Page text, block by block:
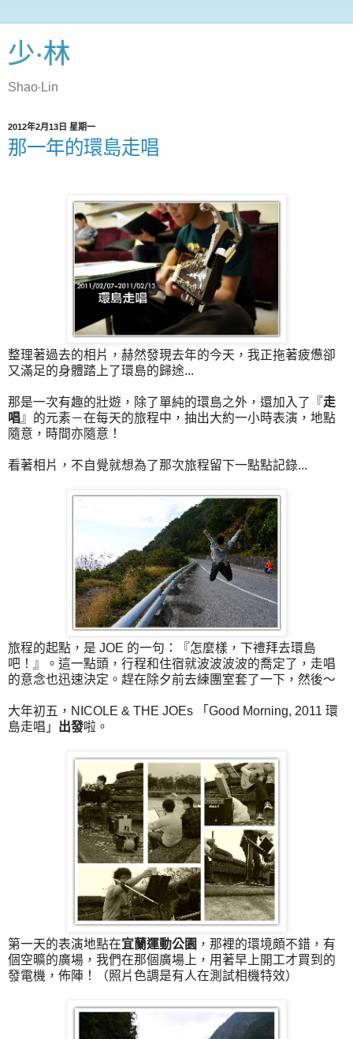
少‧林
Shao‧Lin
2012年2月13日 星期一
那一年的環島走唱
整理著過去的相片，赫然發現去年的今天，我正拖著疲憊卻
又滿足的身體踏上了環島的歸途...
那是一次有趣的壯遊，除了單純的環島之外，還加入了『走
唱』的元素－在每天的旅程中，抽出大約一小時表演，地點
隨意，時間亦隨意！
看著相片，不自覺就想為了那次旅程留下一點點記錄...
旅程的起點，是 JOE 的一句：『怎麼樣，下禮拜去環島
吧！』。這一點頭，行程和住宿就波波波波的喬定了，走唱
的意念也迅速決定。趕在除夕前去練團室套了一下，然後～
大年初五，NICOLE & THE JOEs 「Good Morning, 2011 環
島走唱」 出發啦。
第一天的表演地點在宜蘭運動公園 ，那裡的環境頗不錯，有
個空曠的廣場，我們在那個廣場上，用著早上開工才買到的
發電機，佈陣！（照片色調是有人在測試相機特效）